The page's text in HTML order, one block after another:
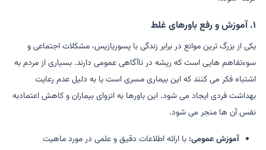
۱. آموزش و رفع باورهای غلط
یکی از بزرگ ترین موانع در برابر زندگی با پسوریازیس، مشکلات اجتماعی و
سوءتفاهم هایی است که ریشه در ناآگاهی عمومی دارند. بسیاری از مردم به
اشتباه فکر می کنند که این بیماری مسری است یا به دلیل عدم رعایت
بهداشت فردی ایجاد می شود. این باورها به انزوای بیماران و کاهش اعتمادبه
نفس آن ها منجر می شود.
آموزش عمومی: با ارائه اطلاعات دقیق و علمی در مورد ماهیت